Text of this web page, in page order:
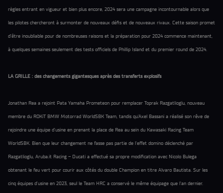
règles entrant en vigueur et bien plus encore, 2024 sera une campagne incontournable alors que
les pilotes chercheront à surmonter de nouveaux défis et de nouveaux rivaux. Cette saison promet
d'être inoubliable pour de nombreuses raisons et la préparation pour 2024 commence maintenant,
à quelques semaines seulement des tests officiels de Phillip Island et du premier round de 2024.
LA GRILLE : des changements gigantesques après des transferts explosifs
Jonathan Rea a rejoint Pata Yamaha Prometeon pour remplacer Toprak Razgatlioglu, nouveau
membre du ROKiT BMW Motorrad WorldSBK Team, tandis qu'Axel Bassani a réalisé son rêve de
rejoindre une équipe d'usine en prenant la place de Rea au sein du Kawasaki Racing Team
WorldSBK. Bien que leur changement ne fasse pas partie de l'effet domino déclenché par
Razgatlioglu, Aruba.it Racing – Ducati a effectué sa propre modification avec Nicolo Bulega
obtenant le feu vert pour courir aux côtés du double Champion en titre Alvaro Bautista. Sur les
cinq équipes d'usine en 2023, seul le Team HRC a conservé le même équipage que l'an dernier.